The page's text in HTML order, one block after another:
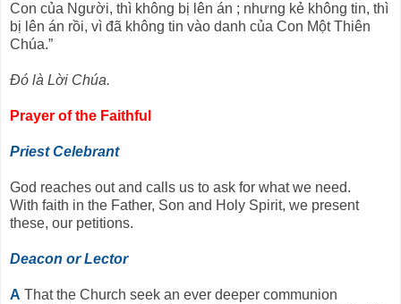
Con của Người, thì không bị lên án ; nhưng kẻ không tin, thì
bị lên án rồi, vì đã không tin vào danh của Con Một Thiên
Chúa.”
Đó là Lời Chúa.
Prayer of the Faithful
Priest Celebrant
God reaches out and calls us to ask for what we need.
With faith in the Father, Son and Holy Spirit, we present
these, our petitions.
Deacon or Lector
A That the Church seek an ever deeper communion